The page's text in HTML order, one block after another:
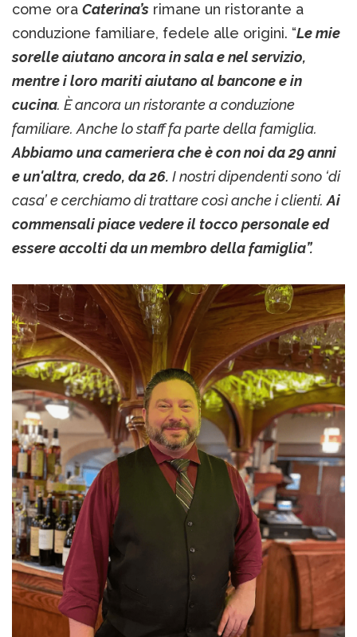
come ora Caterina’s rimane un ristorante a
conduzione familiare, fedele alle origini. “Le mie
sorelle aiutano ancora in sala e nel servizio,
mentre i loro mariti aiutano al bancone e in
cucina. È ancora un ristorante a conduzione
familiare. Anche lo staff fa parte della famiglia.
Abbiamo una cameriera che è con noi da 29 anni
e un'altra, credo, da 26. I nostri dipendenti sono ‘di
casa’ e cerchiamo di trattare così anche i clienti.Ai
commensali piace vedere il tocco personale ed
essere accolti da un membro della famiglia”.